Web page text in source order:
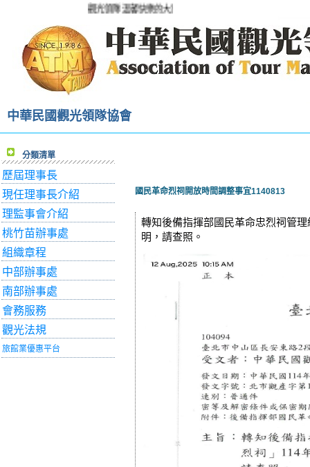
觀光領隊溫馨快樂的大家庭!
中華民國觀光領隊協會
分類清單
歷屆理事長
現任理事長介紹
理監事會介紹
桃竹苗辦事處
組織章程
中部辦事處
南部辦事處
會務服務
觀光法規
旅館業優惠平台
國民革命烈祠開放時間調整事宜1140813
轉知後備指揮部國民革命忠烈祠管
明，請查照。